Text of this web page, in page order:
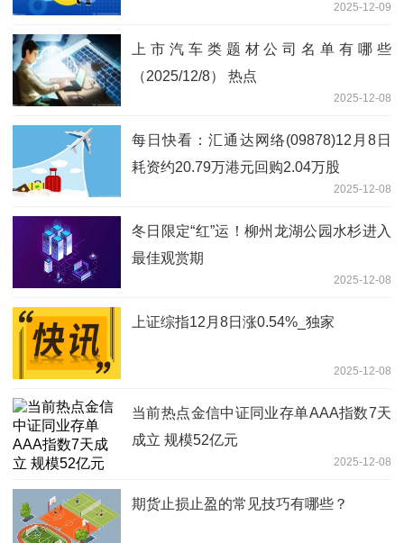
2025-12-09
上市汽车类题材公司名单有哪些
（2025/12/8） 热点
2025-12-08
每日快看：汇通达网络(09878)12月8日
耗资约20.79万港元回购2.04万股
2025-12-08
冬日限定“红”运！柳州龙湖公园水杉进入
最佳观赏期
2025-12-08
上证综指12月8日涨0.54%_独家
2025-12-08
当前热点金信中证同业存单AAA指数7天
成立 规模52亿元
2025-12-08
期货止损止盈的常见技巧有哪些？